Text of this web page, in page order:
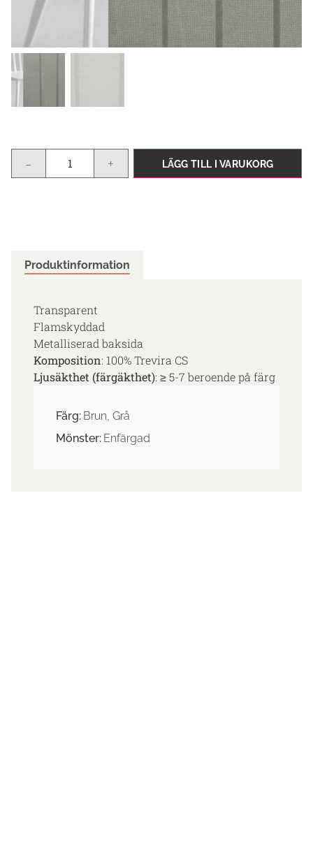
- + LÄGG TILL I VARUKORG
Produktinformation
Transparent
Flamskyddad
Metalliserad baksida
Komposition: 100% Trevira CS
Ljusäkthet (färgäkthet): ≥ 5-7 beroende på färg
Färg: Brun, Grå
Mönster: Enfärgad